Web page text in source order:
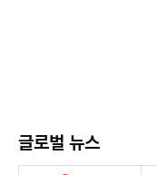
글로벌 뉴스